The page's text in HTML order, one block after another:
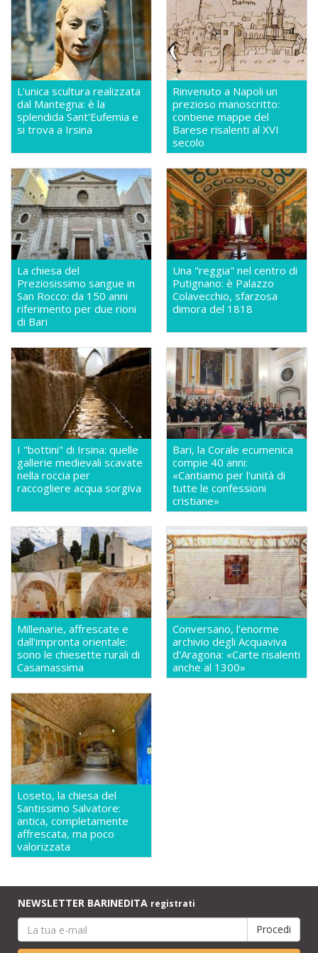
L'unica scultura realizzata
dal Mantegna: è la
splendida Sant'Eufemia e
si trova a Irsina
Rinvenuto a Napoli un
prezioso manoscritto:
contiene mappe del
Barese risalenti al XVI
secolo
La chiesa del
Preziosissimo sangue in
San Rocco: da 150 anni
riferimento per due rioni
di Bari
Una "reggia" nel centro di
Putignano: è Palazzo
Colavecchio, sfarzosa
dimora del 1818
I "bottini" di Irsina: quelle
gallerie medievali scavate
nella roccia per
raccogliere acqua sorgiva
Bari, la Corale ecumenica
compie 40 anni:
«Cantiamo per l'unità di
tutte le confessioni
cristiane»
Millenarie, affrescate e
dall'impronta orientale:
sono le chiesette rurali di
Casamassima
Conversano, l'enorme
archivio degli Acquaviva
d'Aragona: «Carte risalenti
anche al 1300»
Loseto, la chiesa del
Santissimo Salvatore:
antica, completamente
affrescata, ma poco
valorizzata
NEWSLETTER BARINEDITA registrati